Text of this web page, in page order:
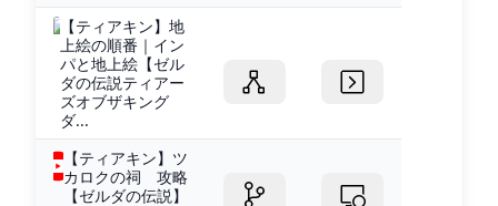
【ティアキン】地
上絵の順番｜イン
パと地上絵【ゼル
ダの伝説ティアー
ズオブザキング
ダ...
【ティアキン】ツ
カロクの祠 攻略
【ゼルダの伝説】